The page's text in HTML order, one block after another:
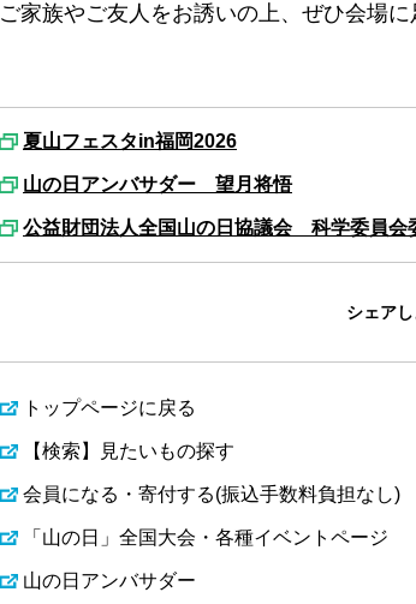
ご家族やご友人をお誘いの上、ぜひ会場に
夏山フェスタin福岡2026
山の日アンバサダー 望月将悟
公益財団法人全国山の日協議会 科学委員
シェアし
トップページに戻る
【検索】見たいもの探す
会員になる・寄付する(振込手数料負担なし)
「山の日」全国大会・各種イベントページ
山の日アンバサダー